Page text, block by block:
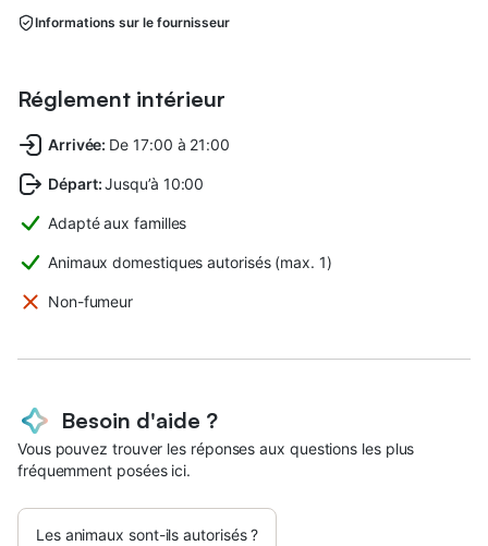
Informations sur le fournisseur
Réglement intérieur
Arrivée: De 17:00 à 21:00
Départ:Jusqu’à 10:00
Adapté aux familles
Animaux domestiques autorisés (max. 1)
Non-fumeur
Besoin d'aide ?
Vous pouvez trouver les réponses aux questions les plus
fréquemment posées ici.
Les animaux sont-ils autorisés ?